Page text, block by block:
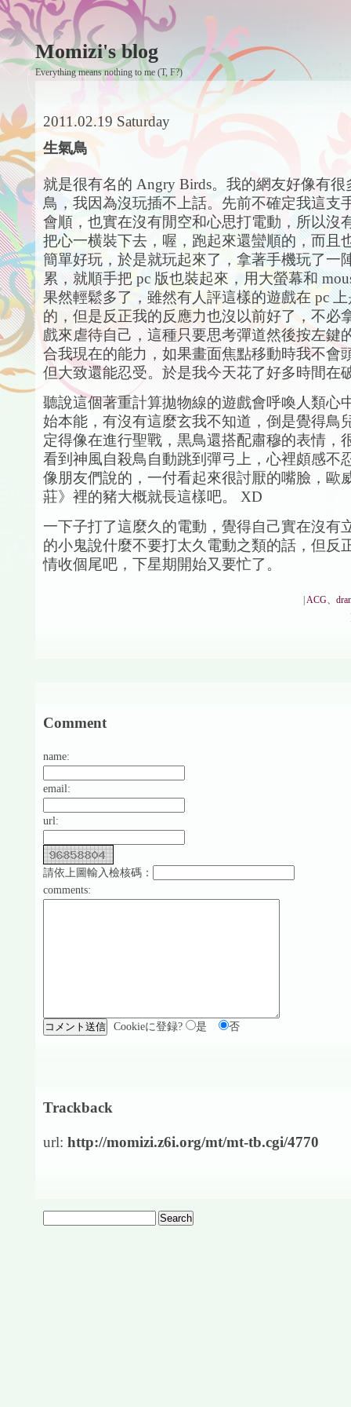
Momizi's blog
Everything means nothing to me (T, F?)
2011.02.19 Saturday
生氣鳥
就是很有名的 Angry Birds。我的網友好像有很
鳥，我因為沒玩插不上話。先前不確定我這支
會順，也實在沒有閒空和心思打電動，所以沒
把心一横裝下去，喔，跑起來還蠻順的，而且
簡單好玩，於是就玩起來了，拿著手機玩了一
累，就順手把 pc 版也裝起來，用大螢幕和
果然輕鬆多了，雖然有人評這樣的遊戲在 pc
的，但是反正我的反應力也沒以前好了，不必
戲來虐待自己，這種只要思考彈道然後按左鍵
合我現在的能力，如果畫面焦點移動時我不會
但大致還能忍受。於是我今天花了好多時間在
聽說這個著重計算拋物線的遊戲會呼喚人類心
始本能，有沒有這麼玄我不知道，倒是覺得鳥
定得像在進行聖戰，黒鳥還搭配肅穆的表情，
看到神風自殺鳥自動跳到彈弓上，心裡頗感不
像朋友們說的，一付看起來很討厭的嘴臉，歐
莊》裡的豬大概就長這樣吧。 XD
一下子打了這麼久的電動，覺得自己實在沒有
的小鬼說什麼不要打太久電動之類的話，但反
情收個尾吧，下星期開始又要忙了。
|ACG、
Comment
name:
email:
url:
請依上圖輸入檢核碼：
comments:
Cookieに登録? 是 否
Trackback
url: http://momizi.z6i.org/mt/mt-tb.cgi/4770